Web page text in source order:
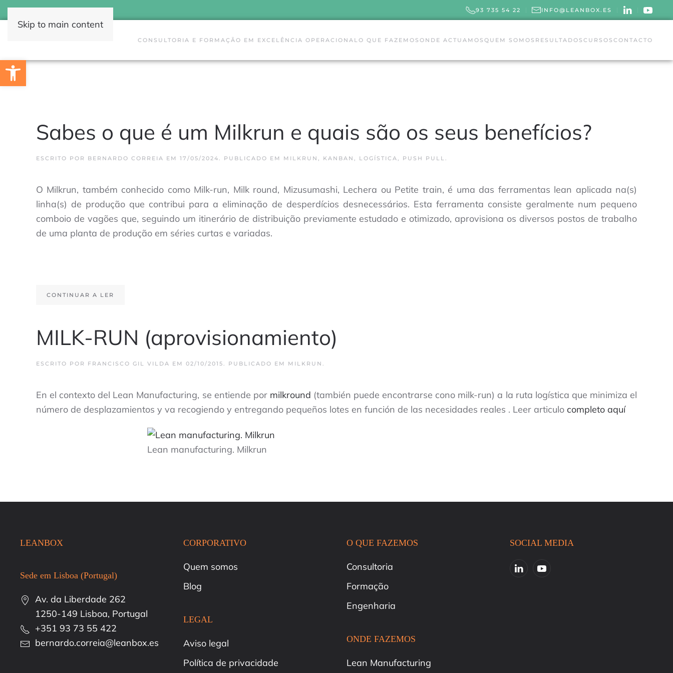
Skip to main content
93 735 54 22 INFO@LEANBOX.ES
CONSULTORIA E FORMAÇÃO EM EXCELÊNCIA OPERACIONAL O QUE FAZEMOS ONDE ACTUAMOS QUEM SOMOS RESULTADOS CURSOS CONTACTO
Sabes o que é um Milkrun e quais são os seus benefícios?
ESCRITO POR BERNARDO CORREIA EM 17/05/2024. PUBLICADO EM MILKRUN , KANBAN , LOGÍSTICA, PUSH PULL.
O Milkrun, também conhecido como Milk-run, Milk round, Mizusumashi, Lechera ou Petite train, é uma das ferramentas lean aplicada na(s)
linha(s) de produção que contribui para a eliminação de desperdícios desnecessários. Esta ferramenta consiste geralmente num pequeno
comboio de vagões que, seguindo um itinerário de distribuição previamente estudado e otimizado, aprovisiona os diversos postos de trabalho
de uma planta de produção em séries curtas e variadas.
CONTINUAR A LER
MILK-RUN (aprovisionamiento)
ESCRITO POR FRANCISCO GIL VILDA EM 02/10/2015. PUBLICADO EM MILKRUN .
En el contexto del Lean Manufacturing, se entiende por milkround (también puede encontrarse cono milk-run) a la ruta logística que minimiza el
número de desplazamientos y va recogiendo y entregando pequeños lotes en función de las necesidades reales . Leer articulo completo aquí
Lean manufacturing. Milkrun
LEANBOX
Sede em Lisboa (Portugal)
Av. da Liberdade 262
1250-149 Lisboa, Portugal
+351 93 73 55 422
bernardo.correia@leanbox.es
CORPORATIVO
Quem somos
Blog
LEGAL
Aviso legal
Política de privacidade
O QUE FAZEMOS
Consultoria
Formação
Engenharia
ONDE FAZEMOS
Lean Manufacturing
SOCIAL MEDIA
Open toolbar